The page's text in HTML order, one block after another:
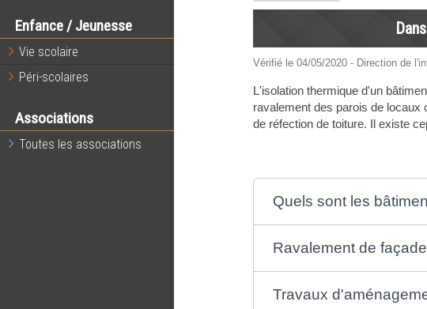
Enfance / Jeunesse
Vie scolaire
Péri-scolaires
Associations
Toutes les associations
Vérifié le 04/05/2020 - Direction de
L'isolation thermique d'un
ravalement des parois de locaux
de réfection de toiture. Il existe
Quels sont les
Ravalement de façade
Travaux